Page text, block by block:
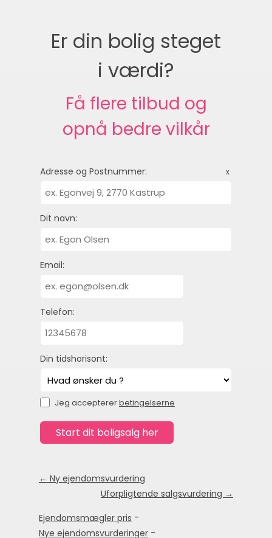
Er din bolig steget
i værdi?
Få flere tilbud og
opnå bedre vilkår
Adresse og Postnummer: x
Dit navn:
Email:
Telefon:
Din tidshorisont:
Jeg acceptererbetingelserne
← Ny ejendomsvurdering
Uforpligtende salgsvurdering →
Ejendomsmægler pris -
Nye ejendomsvurderinger -